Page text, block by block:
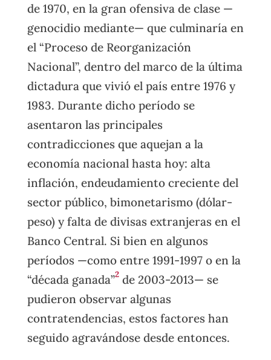
de 1970, en la gran ofensiva de clase —
genocidio mediante— que culminaría en
el “Proceso de Reorganización
Nacional”, dentro del marco de la última
dictadura que vivió el país entre 1976 y
1983. Durante dicho período se
asentaron las principales
contradicciones que aquejan a la
economía nacional hasta hoy: alta
inflación, endeudamiento creciente del
sector público, bimonetarismo (dólar-
peso) y falta de divisas extranjeras en el
Banco Central. Si bien en algunos
períodos —como entre 1991-1997 o en la
“década ganada”2de 2003-2013— se
pudieron observar algunas
contratendencias, estos factores han
seguido agravándose desde entonces.